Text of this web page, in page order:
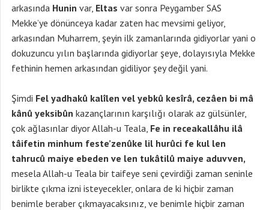
arkasında Hunin var, Eltas var sonra Peygamber SAS
Mekke’ye dönünceya kadar zaten hac mevsimi geliyor,
arkasından Muharrem, şeyin ilk zamanlarında gidiyorlar yani o
dokuzuncu yılın başlarında gidiyorlar şeye, dolayısıyla Mekke
fethinin hemen arkasından gidiliyor şey değil yani.
Şimdi Fel yadhakû kalîlen vel yebkû kesîrâ, cezâen bi mâ
kânû yeksibûn kazançlarının karşılığı olarak az gülsünler,
çok ağlasınlar diyor Allah-u Teala, Fe in receakallâhu ilâ
tâifetin minhum feste’zenûke lil hurûci fe kul len
tahrucû maiye ebeden ve len tukâtilû maiye aduvven,
mesela Allah-u Teala bir taifeye seni çevirdiği zaman seninle
birlikte çıkma izni isteyecekler, onlara de ki hiçbir zaman
benimle beraber çıkmayacaksınız, ve benimle hiçbir zaman